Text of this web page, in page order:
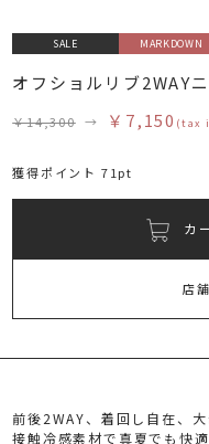
SALE MARKDOWN
オフショルリブ2WAY
￥14,300 → ￥7,150 (tax
獲得ポイント 71pt
旧
カ
店
前後2WAY、着回し自在、
接触冷感素材で真夏でも快